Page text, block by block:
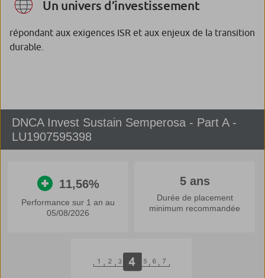
Un univers d’investissement
répondant aux exigences ISR et aux enjeux de la transition
durable.